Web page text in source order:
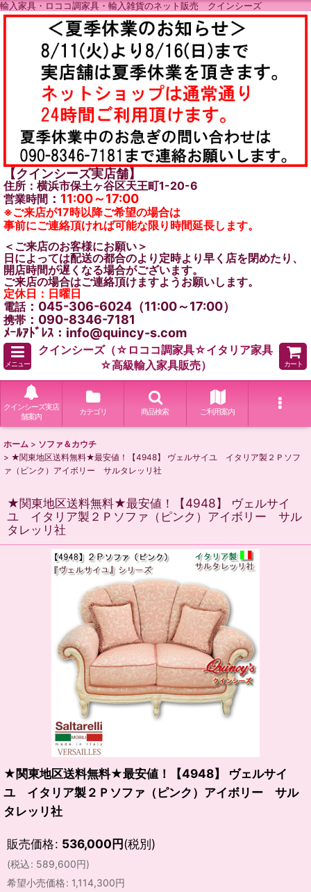
輸入家具・ロココ調家具・輸入雑貨のネット販売 クインシーズ
【クインシーズ実店舗】
住所：横浜市保土ヶ谷区天王町1-20-6
営業時間 ： 11:00～17:00
※ご来店が17時以降ご希望の場合は
事前にご連絡頂ければ可能な限り時間延長します。
＜ご来店のお客様にお願い＞
日によっては配送の都合のより定時より早く店を閉めたり、
開店時間が遅くなる場合がございます。
ご来店の場合はご連絡頂けますようお願いします。
定休日：日曜日
電話：045-306-6024（11:00～17:00）
携帯 ：090-8346-7181
ﾒｰﾙｱﾄﾞﾚｽ：info@quincy-s.com
メニュー
クインシーズ（☆ロココ調家具☆イタリア家具
☆高級輸入家具販売）
カート
クインシーズ実店
舗案内
カテゴリ 商品検索 ご利用案内
ホーム > ソファ＆カウチ
> ★関東地区送料無料★最安値！【4948】 ヴェルサイユ イタリア製２Ｐソフ
ァ（ピンク）アイボリー サルタレッリ社
★関東地区送料無料★最安値！【4948】 ヴェルサイ
ユ イタリア製２Ｐソファ（ピンク）アイボリー サル
タレッリ社
★関東地区送料無料★最安値！【4948】 ヴェルサイ
ユ イタリア製２Ｐソファ（ピンク）アイボリー サル
タレッリ社
販売価格: 536,000円(税別)
(税込: 589,600円)
希望小売価格: 1,114,300円